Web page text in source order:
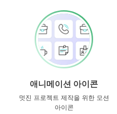
애니메이션 아이콘
멋진 프로젝트 제작을 위한 모션
아이콘